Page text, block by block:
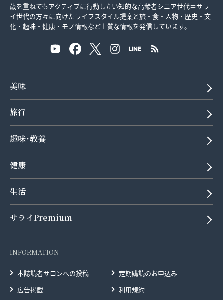
歳を重ねてもアクティブに行動したい知的な高齢者シニア世代＝サラ
イ世代の方々に向けたライフスタイル提案と旅・食・人物・歴史・文
化・趣味・健康・モノ情報など上質な情報を発信しています。
美味
旅行
趣味･教養
健康
生活
サライPremium
INFORMATION
本誌読者サロンへの投稿
定期購読のお申込み
広告掲載
利用規約